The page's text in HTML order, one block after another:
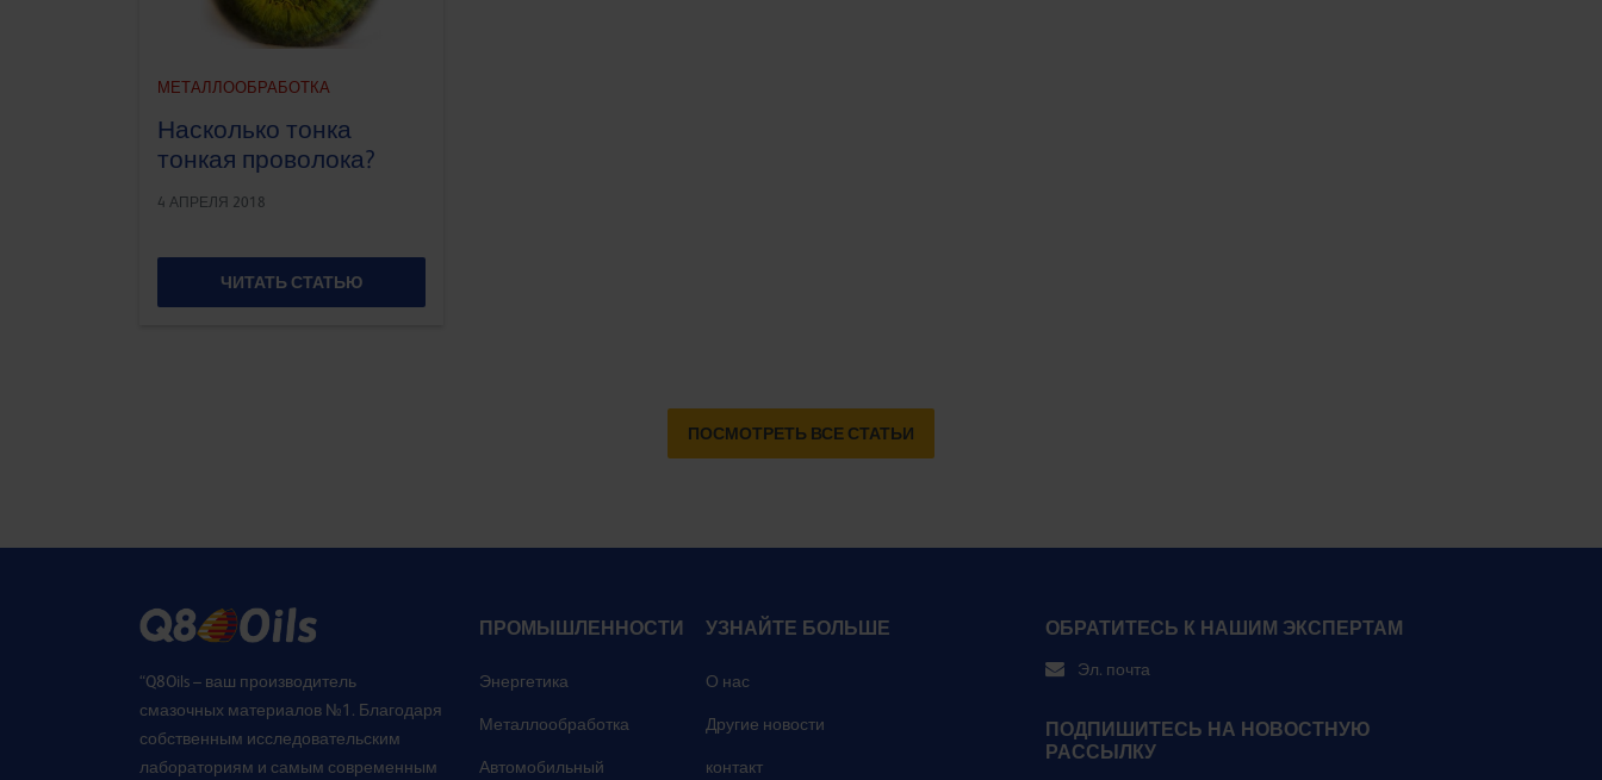
МЕТАЛЛООБРАБОТКА
Насколько тонка
тонкая проволока?
4 АПРЕЛЯ 2018
ЧИТАТЬ СТАТЬЮ
ПОСМОТРЕТЬ ВСЕ СТАТЬИ
“Q8Oils – ваш производитель
смазочных материалов №1. Благодаря
собственным исследовательским
лабораториям и самым современным
ПРОМЫШЛЕННОСТИ
Энергетика
Металлообработка
Автомобильный
УЗНАЙТЕ БОЛЬШЕ
О нас
Другие новости
контакт
ОБРАТИТЕСЬ К НАШИМ ЭКСПЕРТАМ
Эл. почта
ПОДПИШИТЕСЬ НА НОВОСТНУЮ
РАССЫЛКУ